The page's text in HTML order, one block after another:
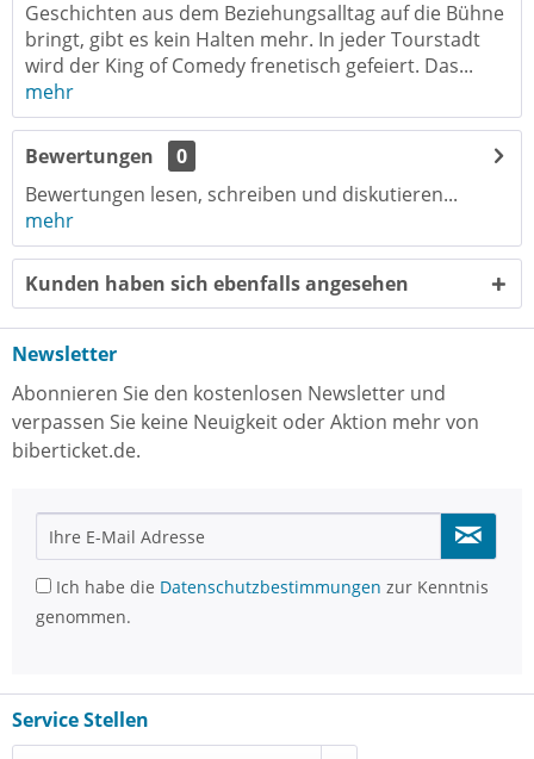
Geschichten aus dem Beziehungsalltag auf die Bühne
bringt, gibt es kein Halten mehr. In jeder Tourstadt
wird der King of Comedy frenetisch gefeiert. Das...
mehr
Bewertungen
0
Bewertungen lesen, schreiben und diskutieren...
mehr
Kunden haben sich ebenfalls angesehen
Newsletter
Abonnieren Sie den kostenlosen Newsletter und
verpassen Sie keine Neuigkeit oder Aktion mehr von
biberticket.de.
Ich habe die Datenschutzbestimmungen zur Kenntnis
genommen.
Service Stellen